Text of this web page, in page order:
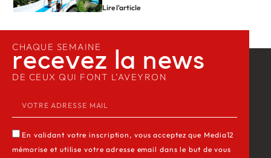
Lire l'article
CHAQUE SEMAINE
recevez la news​
DE CEUX QUI FONT L’AVEYRON
En validant votre inscription, vous acceptez que Media12
mémorise et utilise votre adresse email dans le but de vous